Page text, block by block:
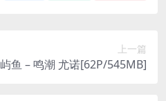
上一篇
屿鱼 – 鸣潮 尤诺[62P/545MB]